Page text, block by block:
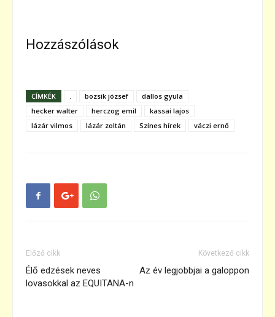
Hozzászólások
CÍMKÉK . bozsik józsef
dallos gyula
hecker walter
herczog emil
kassai lajos
lázár vilmos
lázár zoltán Színes hírek váczi ernő
Előző cikk
Élő edzések neves
lovasokkal az EQUITANA-n
Következő cikk
Az év legjobbjai a galoppon